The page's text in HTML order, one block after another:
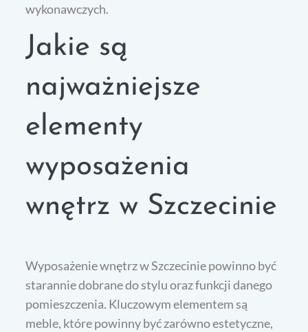
wykonawczych.
Jakie są
najważniejsze
elementy
wyposażenia
wnętrz w Szczecinie
Wyposażenie wnętrz w Szczecinie powinno być
starannie dobrane do stylu oraz funkcji danego
pomieszczenia. Kluczowym elementem są
meble, które powinny być zarówno estetyczne,